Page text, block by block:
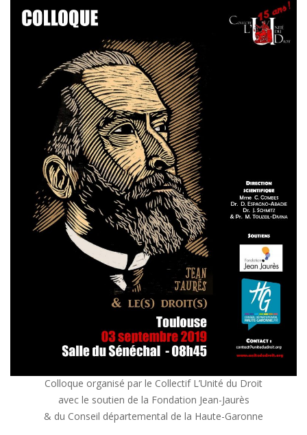
Colloque organisé par le Collectif L’Unité du Droit
avec le soutien de la Fondation Jean-Jaurès
& du Conseil départemental de la Haute-Garonne